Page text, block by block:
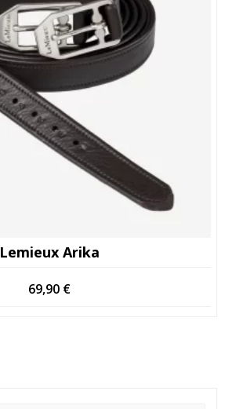
Lemieux Arika
69,90 €